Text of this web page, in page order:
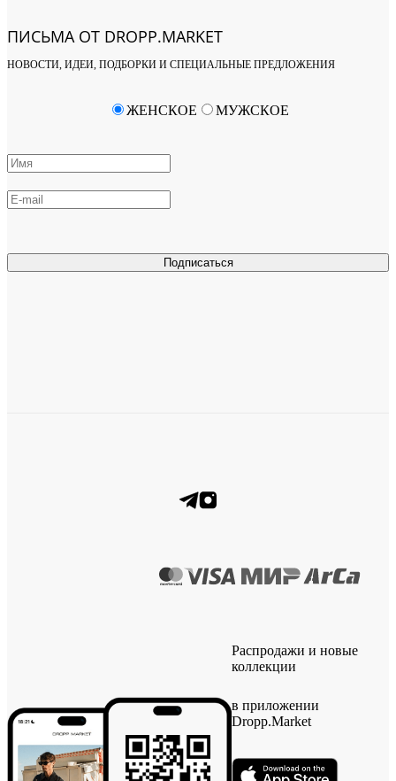
ПИСЬМА ОТ DROPP.MARKET
НОВОСТИ, ИДЕИ, ПОДБОРКИ И СПЕЦИАЛЬНЫЕ ПРЕДЛОЖЕНИЯ
Подписаться
ЖЕНСКОЕ МУЖСКОЕ
Распродажи и новые
коллекции
в приложении
Dropp.Market